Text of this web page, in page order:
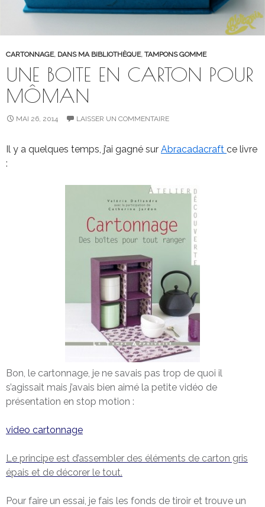
CARTONNAGE, DANS MA BIBLIOTHÈQUE, TAMPONS GOMME
UNE BOITE EN CARTON POUR
MÔMAN
MAI 26, 2014 LAISSER UN COMMENTAIRE
Il y a quelques temps, j’ai gagné sur Abracadacraft ce livre
:
Bon, le cartonnage, je ne savais pas trop de quoi il
s’agissait mais j’avais bien aimé la petite vidéo de
présentation en stop motion :
video cartonnage
Le principe est d’assembler des éléments de carton gris
épais et de décorer le tout.
Pour faire un essai, je fais les fonds de tiroir et trouve un